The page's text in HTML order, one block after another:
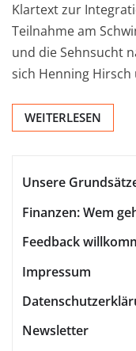
Klartext zur
Teilnahme am
und die Sehnsucht
sich Henning
WEITERLESEN
Unsere
Finanzen: Wem
Feedback
Impressum
Newsletter